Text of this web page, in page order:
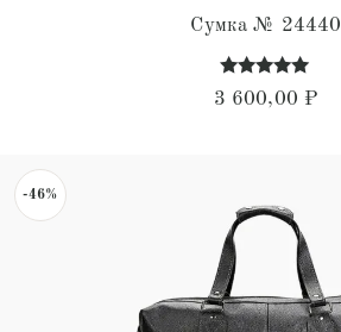
Сумка № 24440
Оценка
5.00
3 600,00 ₽
-46%